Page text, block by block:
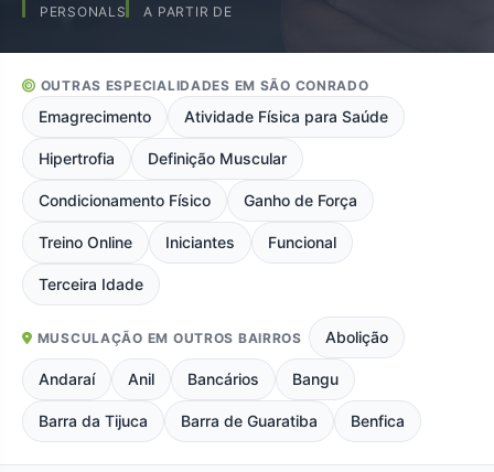
PERSONALS A PARTIR DE
OUTRAS ESPECIALIDADES EM SÃO CONRADO
Emagrecimento Atividade Física para Saúde
Hipertrofia Definição Muscular
Condicionamento Físico Ganho de Força
Treino Online Iniciantes Funcional
Terceira Idade
MUSCULAÇÃO EM OUTROS BAIRROS Abolição
Andaraí Anil Bancários Bangu
Barra da Tijuca Barra de Guaratiba Benfica